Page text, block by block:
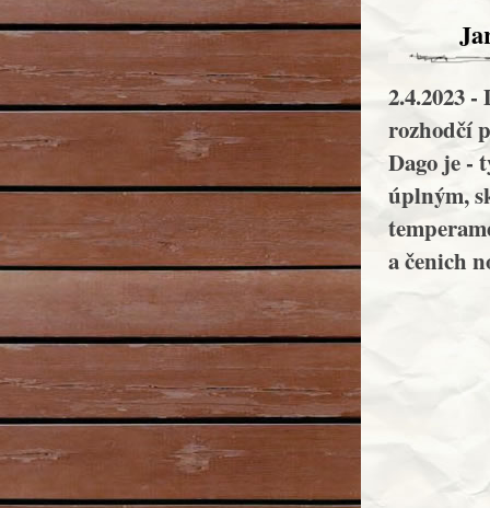
2.4.2023
rozhodčí
Dago je -
úplným,
a čenich